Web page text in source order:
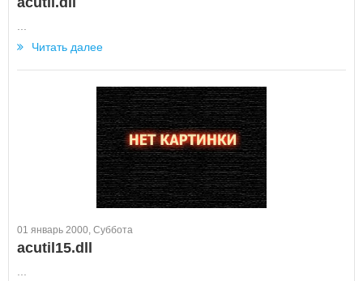
Читать далее
01 январь 2000, Суббота
acutil15.dll